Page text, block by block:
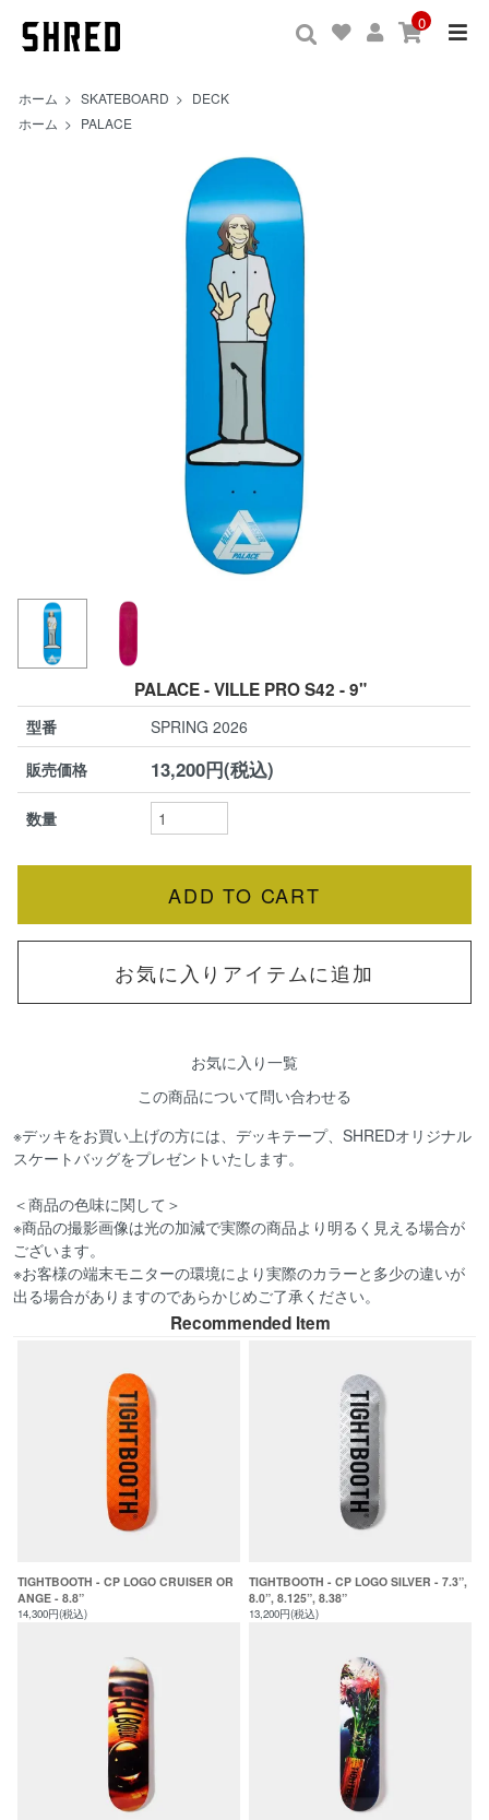
0
ホーム > SKATEBOARD > DECK
ホーム > PALACE
PALACE - VILLE PRO S42 - 9"
型番
SPRING 2026
販売価格
13,200円(税込)
数量
お気に入りアイテムに追加
お気に入り一覧
この商品について問い合わせる
※デッキをお買い上げの方には、デッキテープ、SHREDオリジナル
スケートバッグをプレゼントいたします。
＜商品の色味に関して＞
※商品の撮影画像は光の加減で実際の商品より明るく見える場合が
ございます。
※お客様の端末モニターの環境により実際のカラーと多少の違いが
出る場合がありますのであらかじめご了承ください。
Recommended Item
TIGHTBOOTH - CP LOGO CRUISER OR
ANGE - 8.8”
14,300円(税込)
TIGHTBOOTH - CP LOGO SILVER - 7.3”,
8.0”, 8.125”, 8.38”
13,200円(税込)